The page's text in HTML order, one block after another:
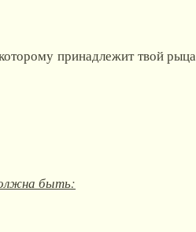
принадлежит твой
быть: